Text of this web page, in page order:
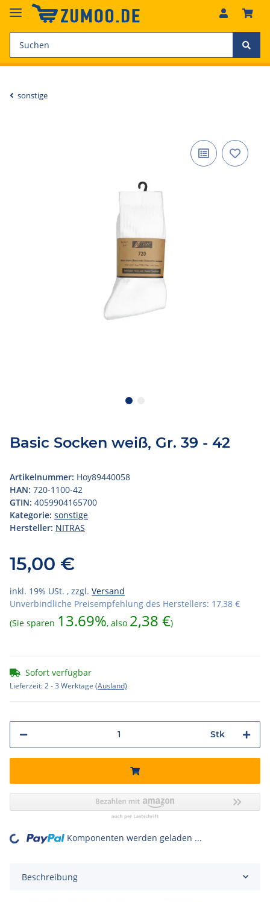
sonstige
Basic Socken weiß, Gr. 39 - 42
Artikelnummer: Hoy89440058
HAN: 720-1100-42
GTIN: 4059904165700
Kategorie: sonstige
Hersteller: NITRAS
15,00 €
inkl. 19% USt. , zzgl. Versand
Unverbindliche Preisempfehlung des Herstellers: 17,38 €
(Sie sparen 13.69%, also 2,38 €)
Sofort verfügbar
Lieferzeit:2 - 3 Werktage (Ausland)
Stk
Loading... Komponenten werden geladen ...
Beschreibung